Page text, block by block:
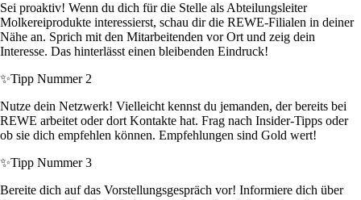
Sei proaktiv! Wenn du dich für die Stelle als Abteilungsleiter
Molkereiprodukte interessierst, schau dir die REWE-Filialen in deiner
Nähe an. Sprich mit den Mitarbeitenden vor Ort und zeig dein
Interesse. Das hinterlässt einen bleibenden Eindruck!
✨Tipp Nummer 2
Nutze dein Netzwerk! Vielleicht kennst du jemanden, der bereits bei
REWE arbeitet oder dort Kontakte hat. Frag nach Insider-Tipps oder
ob sie dich empfehlen können. Empfehlungen sind Gold wert!
✨Tipp Nummer 3
Bereite dich auf das Vorstellungsgespräch vor! Informiere dich über